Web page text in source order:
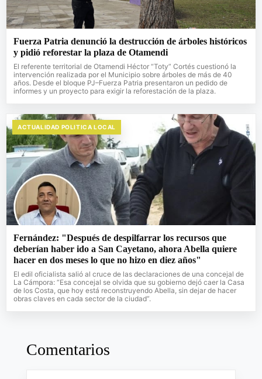
Fuerza Patria denunció la destrucción de árboles históricos
y pidió reforestar la plaza de Otamendi
El referente territorial de Otamendi Héctor “Toty” Cortés cuestionó la
intervención realizada por el Municipio sobre árboles de más de 40
años. Desde el bloque PJ–Fuerza Patria presentaron un pedido de
informes y un proyecto para exigir la reforestación de la plaza.
ACTUALIDAD POLITICA LOCAL
Fernández: "Después de despilfarrar los recursos que
deberían haber ido a San Cayetano, ahora Abella quiere
hacer en dos meses lo que no hizo en diez años"
El edil oficialista salió al cruce de las declaraciones de una concejal de
La Cámpora: “Esa concejal se olvida que su gobierno dejó caer la Casa
de los Costa, que hoy está reconstruyendo Abella, sin dejar de hacer
obras claves en cada sector de la ciudad”.
Comentarios